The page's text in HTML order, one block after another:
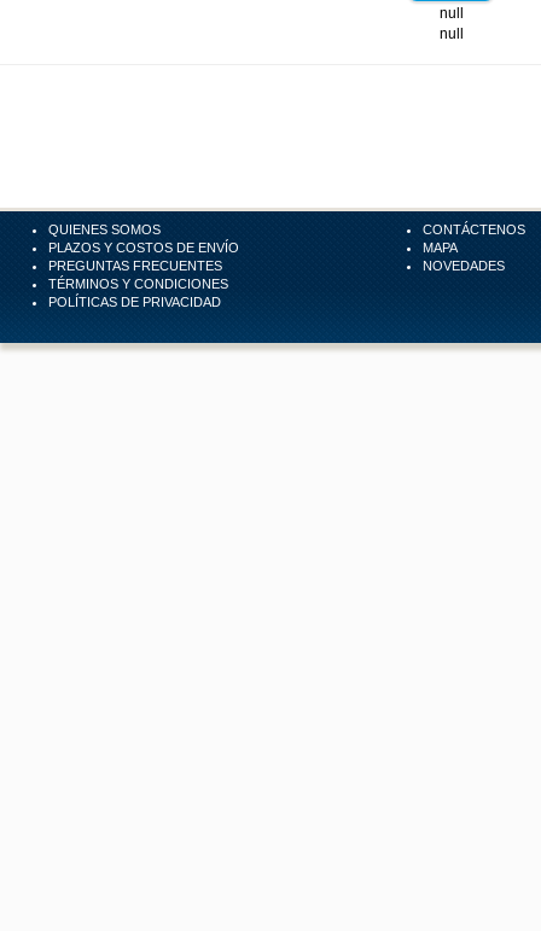
null
null
QUIENES SOMOS
PLAZOS Y COSTOS DE ENVÍO
PREGUNTAS FRECUENTES
TÉRMINOS Y CONDICIONES
POLÍTICAS DE PRIVACIDAD
CONTÁCTENOS
MAPA
NOVEDADES